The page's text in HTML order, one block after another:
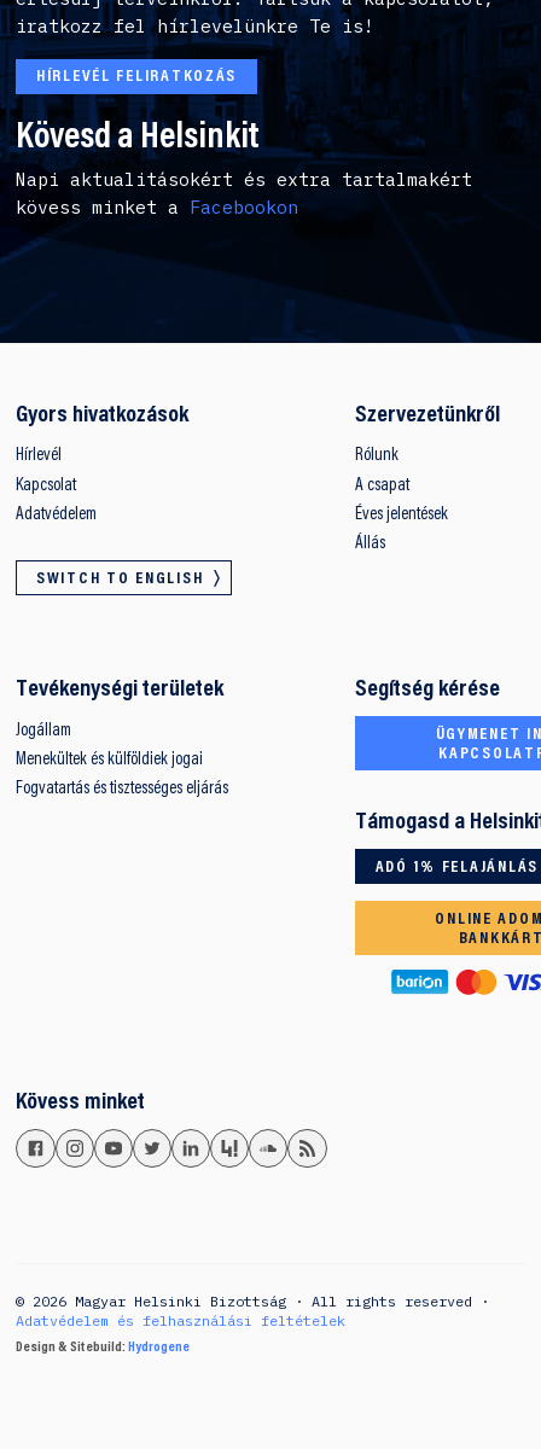
iratkozz fel hírlevelünkre Te is!
HÍRLEVÉL FELIRATKOZÁS
Kövesd a Helsinkit
Napi aktualitásokért és extra tartalmakért
kövess minket a Facebookon
Gyors hivatkozások
Hírlevél
Kapcsolat
Adatvédelem
SWITCH TO ENGLISH
Szervezetünkről
Rólunk
A csapat
Éves jelentések
Állás
Tevékenységi területek
Jogállam
Menekültek és külföldiek jogai
Fogvatartás és tisztességes eljárás
Segítség kérése
ÜGYMENET
Támogasd a
ADÓ 1% FELAJÁNLÁS
ONLINE
Kövess minket
© 2026 Magyar Helsinki Bizottság · All rights reserved ·
Adatvédelem és felhasználási feltételek
Design & Sitebuild: Hydrogene